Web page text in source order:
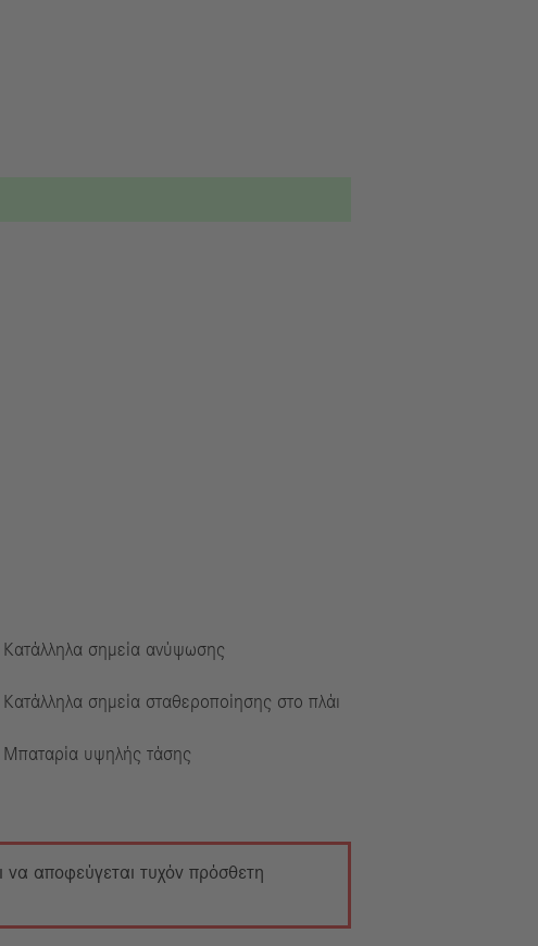
Κατάλληλα σημεία ανύψωσης
Κατάλληλα σημεία σταθεροποίησης στο πλάι
Μπαταρία υψηλής τάσης
να αποφεύγεται τυχόν πρόσθετη